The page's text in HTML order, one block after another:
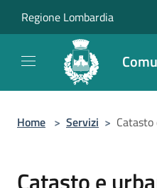
Regione Lombardia
Home > Servizi >